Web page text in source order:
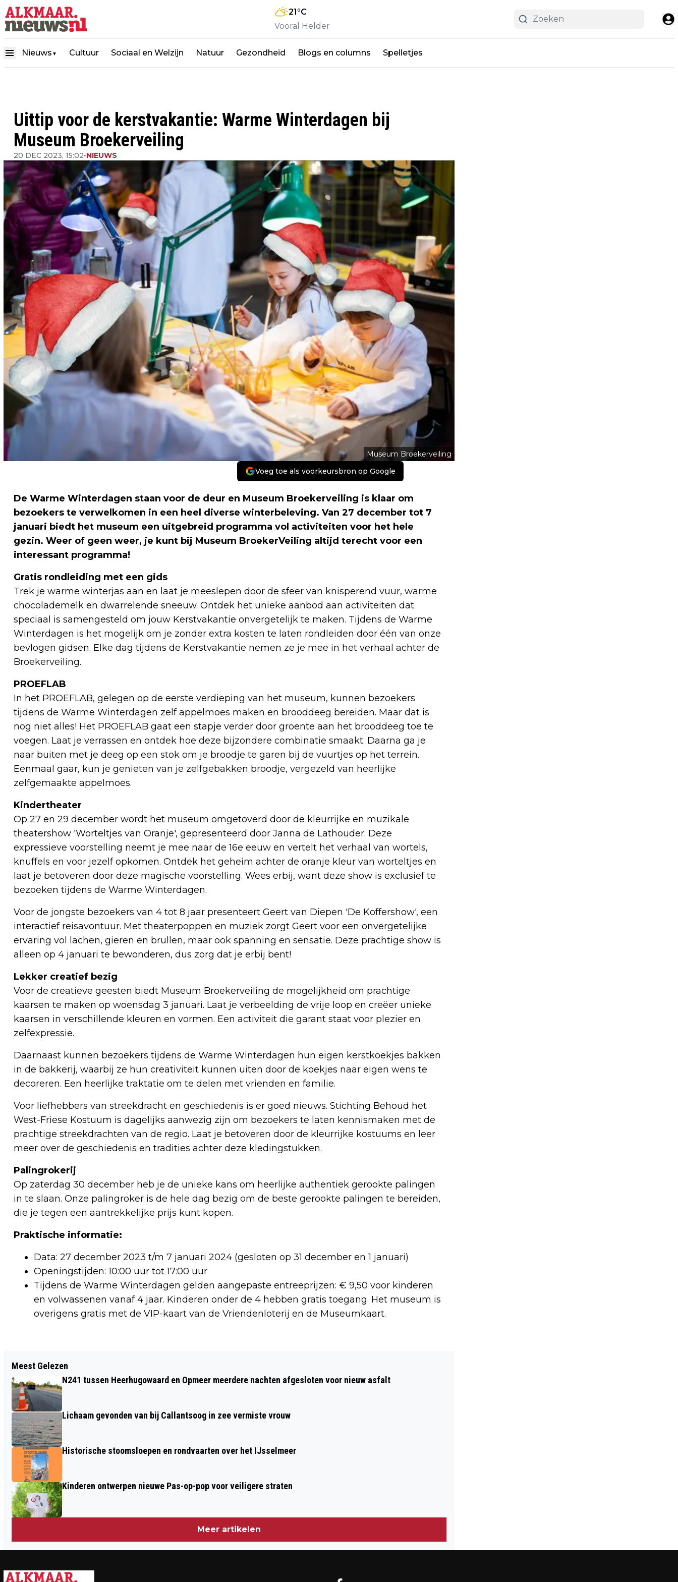
21°C
Vooral Helder
Nieuws ▼ Cultuur Sociaal en Welzijn Natuur Gezondheid Blogs en columns Spelletjes
Uittip voor de kerstvakantie: Warme Winterdagen bij
Museum Broekerveiling
20 DEC 2023, 15:02•NIEUWS
Museum Broekerveiling
Voeg toe als voorkeursbron op Google
De Warme Winterdagen staan voor de deur en Museum Broekerveiling is klaar om
bezoekers te verwelkomen in een heel diverse winterbeleving. Van 27 december tot 7
januari biedt het museum een uitgebreid programma vol activiteiten voor het hele
gezin. Weer of geen weer, je kunt bij Museum BroekerVeiling altijd terecht voor een
interessant programma!
Gratis rondleiding met een gids
Trek je warme winterjas aan en laat je meeslepen door de sfeer van knisperend vuur, warme
chocolademelk en dwarrelende sneeuw. Ontdek het unieke aanbod aan activiteiten dat
speciaal is samengesteld om jouw Kerstvakantie onvergetelijk te maken. Tijdens de Warme
Winterdagen is het mogelijk om je zonder extra kosten te laten rondleiden door één van onze
bevlogen gidsen. Elke dag tijdens de Kerstvakantie nemen ze je mee in het verhaal achter de
Broekerveiling.
PROEFLAB
In het PROEFLAB, gelegen op de eerste verdieping van het museum, kunnen bezoekers
tijdens de Warme Winterdagen zelf appelmoes maken en brooddeeg bereiden. Maar dat is
nog niet alles! Het PROEFLAB gaat een stapje verder door groente aan het brooddeeg toe te
voegen. Laat je verrassen en ontdek hoe deze bijzondere combinatie smaakt. Daarna ga je
naar buiten met je deeg op een stok om je broodje te garen bij de vuurtjes op het terrein.
Eenmaal gaar, kun je genieten van je zelfgebakken broodje, vergezeld van heerlijke
zelfgemaakte appelmoes.
Kindertheater
Op 27 en 29 december wordt het museum omgetoverd door de kleurrijke en muzikale
theatershow 'Worteltjes van Oranje', gepresenteerd door Janna de Lathouder. Deze
expressieve voorstelling neemt je mee naar de 16e eeuw en vertelt het verhaal van wortels,
knuffels en voor jezelf opkomen. Ontdek het geheim achter de oranje kleur van worteltjes en
laat je betoveren door deze magische voorstelling. Wees erbij, want deze show is exclusief te
bezoeken tijdens de Warme Winterdagen.
Voor de jongste bezoekers van 4 tot 8 jaar presenteert Geert van Diepen 'De Koffershow', een
interactief reisavontuur. Met theaterpoppen en muziek zorgt Geert voor een onvergetelijke
ervaring vol lachen, gieren en brullen, maar ook spanning en sensatie. Deze prachtige show is
alleen op 4 januari te bewonderen, dus zorg dat je erbij bent!
Lekker creatief bezig
Voor de creatieve geesten biedt Museum Broekerveiling de mogelijkheid om prachtige
kaarsen te maken op woensdag 3 januari. Laat je verbeelding de vrije loop en creëer unieke
kaarsen in verschillende kleuren en vormen. Een activiteit die garant staat voor plezier en
zelfexpressie.
Daarnaast kunnen bezoekers tijdens de Warme Winterdagen hun eigen kerstkoekjes bakken
in de bakkerij, waarbij ze hun creativiteit kunnen uiten door de koekjes naar eigen wens te
decoreren. Een heerlijke traktatie om te delen met vrienden en familie.
Voor liefhebbers van streekdracht en geschiedenis is er goed nieuws. Stichting Behoud het
West-Friese Kostuum is dagelijks aanwezig zijn om bezoekers te laten kennismaken met de
prachtige streekdrachten van de regio. Laat je betoveren door de kleurrijke kostuums en leer
meer over de geschiedenis en tradities achter deze kledingstukken.
Palingrokerij
Op zaterdag 30 december heb je de unieke kans om heerlijke authentiek gerookte palingen
in te slaan. Onze palingroker is de hele dag bezig om de beste gerookte palingen te bereiden,
die je tegen een aantrekkelijke prijs kunt kopen.
Praktische informatie:
Data: 27 december 2023 t/m 7 januari 2024 (gesloten op 31 december en 1 januari)
Openingstijden: 10:00 uur tot 17:00 uur
Tijdens de Warme Winterdagen gelden aangepaste entreeprijzen: € 9,50 voor kinderen
en volwassenen vanaf 4 jaar. Kinderen onder de 4 hebben gratis toegang. Het museum is
overigens gratis met de VIP-kaart van de Vriendenloterij en de Museumkaart.
IJSBAAN DE MEENT PAKT UIT TIJDENS
DE KERSTVAKANTIE MET HET
ALKMAARS IJSPLEIN
SENIOREN IN ALKMAAR-NOORD
Meest Gelezen
N241 tussen Heerhugowaard en Opmeer meerdere nachten afgesloten voor nieuw asfalt
Lichaam gevonden van bij Callantsoog in zee vermiste vrouw
Historische stoomsloepen en rondvaarten over het IJsselmeer
Kinderen ontwerpen nieuwe Pas-op-pop voor veiligere straten
Meer artikelen